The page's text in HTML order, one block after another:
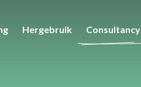
Hergebruik Consultancy